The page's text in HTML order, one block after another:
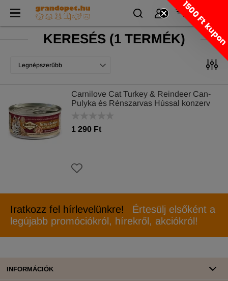
KERESÉS(1 TERMÉK)
Legnépszerűbb
Carnilove Cat Turkey & Reindeer Can-
Pulyka és Rénszarvas Hússal konzerv
1 290 Ft
Iratkozz fel hírlevelünkre!
Értesülj elsőként a
legújabb promóciókról, hírekről, akciókról!
INFORMÁCIÓK
1500 Ft